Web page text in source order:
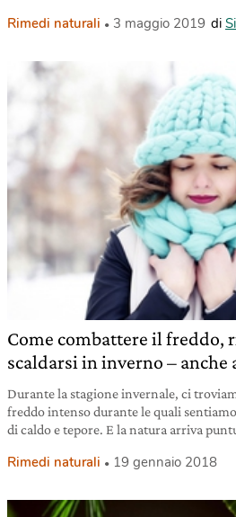
Rimedi naturali 3 maggio 2019 di
Come combattere il freddo,
scaldarsi in inverno – anche
Durante la stagione invernale, ci
freddo intenso durante le quali
di caldo e tepore. E la natura arriva
Rimedi naturali 19 gennaio 2018